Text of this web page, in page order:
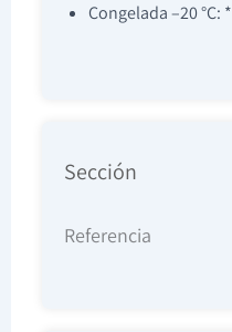
Congelada –20 °C: *
Sección
Referencia